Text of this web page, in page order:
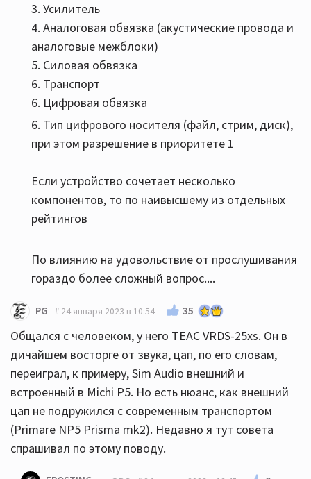
3. Усилитель
4. Аналоговая обвязка (акустические провода и
аналоговые межблоки)
5. Силовая обвязка
6. Транспорт
6. Цифровая обвязка
6. Тип цифрового носителя (файл, стрим, диск),
при этом разрешение в приоритете 1
Если устройство сочетает несколько
компонентов, то по наивысшему из отдельных
рейтингов
По влиянию на удовольствие от прослушивания
гораздо более сложный вопрос....
PG 24 января 2023 в 10:54 35
Общался с человеком, у него TEAC VRDS-25xs. Он в
дичайшем восторге от звука, цап, по его словам,
переиграл, к примеру, Sim Audio внешний и
встроенный в Michi P5. Но есть нюанс, как внешний
цап не подружился с современным транспортом
(Primare NP5 Prisma mk2). Недавно я тут совета
спрашивал по этому поводу.